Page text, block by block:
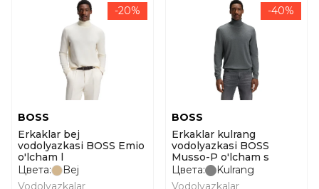
-20%
BOSS
Erkaklar bej
vodolyazkasi BOSS Emio
o'lcham l
Цвета:
Bej
Vodolyazkalar
-40%
BOSS
Erkaklar kulrang
vodolyazkasi BOSS
Musso-P o'lcham s
Цвета:
Kulrang
Vodolyazkalar